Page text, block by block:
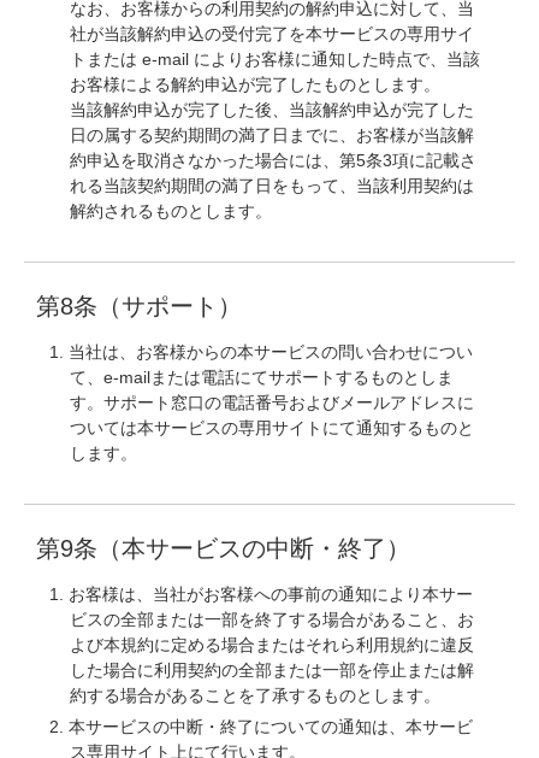
なお、お客様からの利用契約の解約申込に対して、当
社が当該解約申込の受付完了を本サービスの専用サイ
トまたは e-mail によりお客様に通知した時点で、当該
お客様による解約申込が完了したものとします。
当該解約申込が完了した後、当該解約申込が完了した
日の属する契約期間の満了日までに、お客様が当該解
約申込を取消さなかった場合には、第5条3項に記載さ
れる当該契約期間の満了日をもって、当該利用契約は
解約されるものとします。
第8条（サポート）
当社は、お客様からの本サービスの問い合わせについ
て、e-mailまたは電話にてサポートするものとしま
す。サポート窓口の電話番号およびメールアドレスに
ついては本サービスの専用サイトにて通知するものと
します。
第9条（本サービスの中断・終了）
お客様は、当社がお客様への事前の通知により本サー
ビスの全部または一部を終了する場合があること、お
よび本規約に定める場合またはそれら利用規約に違反
した場合に利用契約の全部または一部を停止または解
約する場合があることを了承するものとします。
本サービスの中断・終了についての通知は、本サービ
ス専用サイト上にて行います。